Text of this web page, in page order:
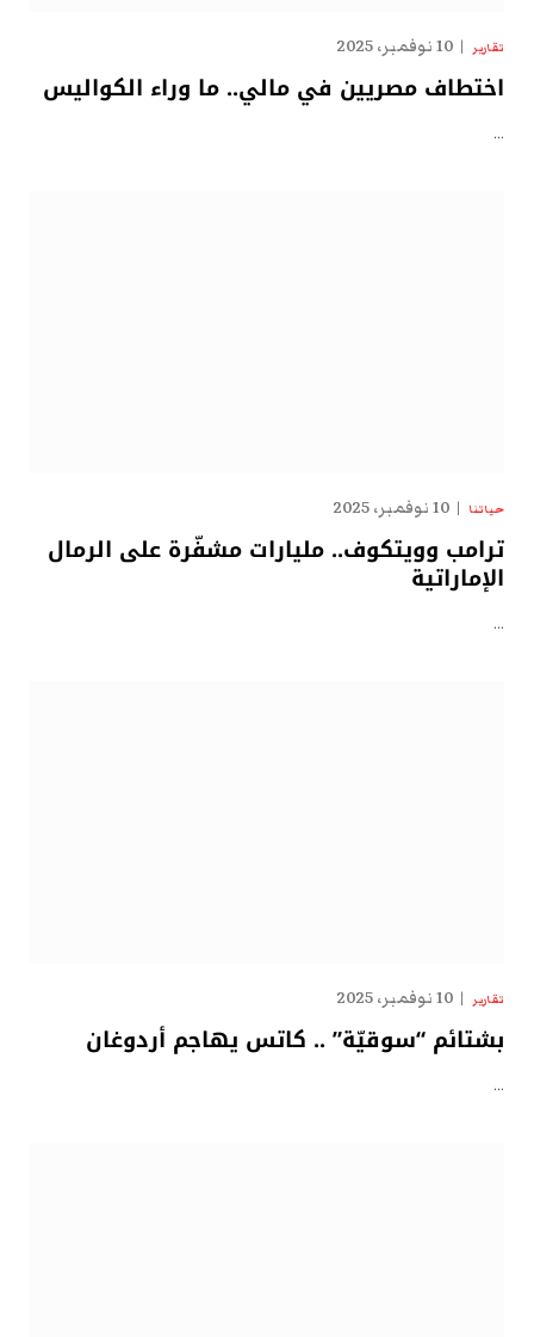
تقارير 10 نوفمبر، 2025
اختطاف مصريين في مالي.. ما وراء الكواليس
…
حياتنا 10 نوفمبر، 2025
ترامب وويتكوف.. مليارات مشفّرة على الرمال
الإماراتية
…
تقارير 10 نوفمبر، 2025
بشتائم “سوقيّة” .. كاتس يهاجم أردوغان
…